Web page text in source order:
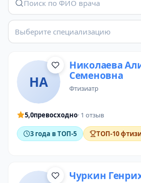
Выберите специализацию
НА
Николаева
Семеновна
фтизиатр
5,0превосходно· 1 отзыв
3 года в ТОП-5 ТОП-10
Чуркин